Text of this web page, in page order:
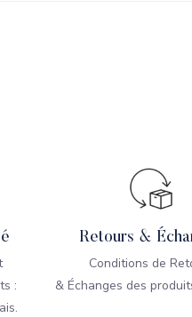
:
Retours &
Conditions de
& Échanges des